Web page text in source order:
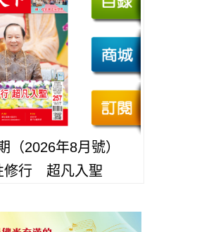
（2026年8月號）
修行 超凡入聖